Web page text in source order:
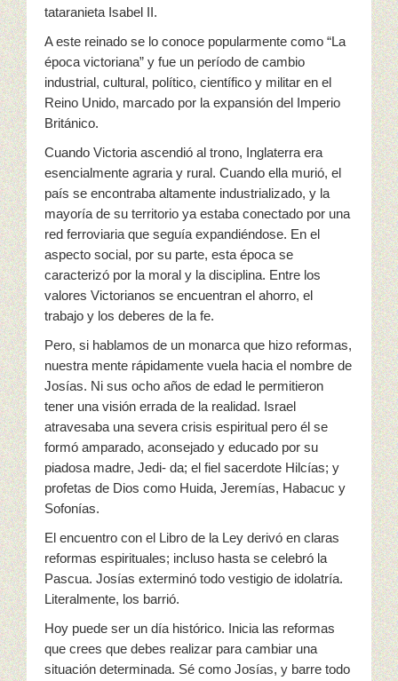
tataranieta Isabel II.
A este reinado se lo conoce popularmente como “La
época victoriana” y fue un período de cambio
industrial, cultural, político, científico y militar en el
Reino Unido, marcado por la expansión del Imperio
Británico.
Cuando Victoria ascendió al trono, Inglaterra era
esencialmente agraria y rural. Cuando ella murió, el
país se encontraba altamente industrializado, y la
mayoría de su territorio ya estaba conectado por una
red ferroviaria que seguía expandiéndose. En el
aspecto social, por su parte, esta época se
caracterizó por la moral y la disciplina. Entre los
valores Victorianos se encuentran el ahorro, el
trabajo y los deberes de la fe.
Pero, si hablamos de un monarca que hizo reformas,
nuestra mente rápidamente vuela hacia el nombre de
Josías. Ni sus ocho años de edad le permitieron
tener una visión errada de la realidad. Israel
atravesaba una severa crisis espiritual pero él se
formó amparado, aconsejado y educado por su
piadosa madre, Jedi- da; el fiel sacerdote Hilcías; y
profetas de Dios como Huida, Jeremías, Habacuc y
Sofonías.
El encuentro con el Libro de la Ley derivó en claras
reformas espirituales; incluso hasta se celebró la
Pascua. Josías exterminó todo vestigio de idolatría.
Literalmente, los barrió.
Hoy puede ser un día histórico. Inicia las reformas
que crees que debes realizar para cambiar una
situación determinada. Sé como Josías, y barre todo